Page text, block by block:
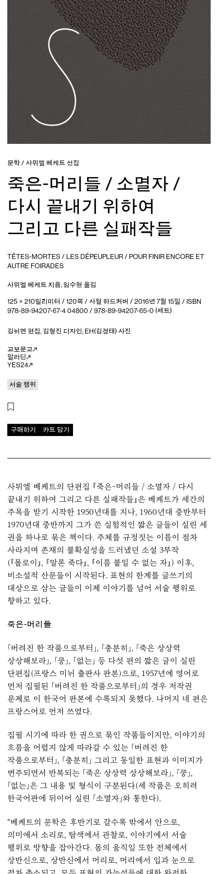
문학 / 사뮈엘 베케트 선집
죽은-머리들 / 소멸자 /
다시 끝내기 위하여
그리고 다른 실패작들
TÊTES-MORTES / LES DÉPEUPLEUR / POUR FINIR ENCORE ET
AUTRE FOIRADES
사뮈엘 베케트 지음, 임수현 옮김
125 × 210밀리미터 / 120쪽 / 사철 하드커버 / 2016년 7월 15일 / ISBN
978-89-94207-67-4 04800 / 978-89-94207-65-0 (세트)
김뉘연 편집, 김형진 디자인, EH(김경태) 사진
교보문고
알라딘
YES24
서술 행위
카트 담기
구매하기
사뮈엘 베케트의 단편집 『죽은-머리들 / 소멸자 / 다시
끝내기 위하여 그리고 다른 실패작들』은 베케트가 세간의
주목을 받기 시작한 1950년대를 지나, 1960년대 중반부터
1970년대 중반까지 그가 쓴 실험적인 짧은 글들이 실린 세
권을 하나로 묶은 책이다. 주체를 규정짓는 이름이 점차
사라지며 존재의 불확실성을 드러냈던 소설 3부작
(『몰로이』, 『말론 죽다』, 『이름 붙일 수 없는 자』) 이후,
비소설적 산문들이 시작된다. 표현의 한계를 글쓰기의
대상으로 삼는 글들이 이제 이야기를 넘어 서술 행위로
향하고 있다.
죽은-머리들
「버려진 한 작품으로부터」, 「충분히」, 「죽은 상상력
상상해보라」, 「쿵」, 「없는」 등 다섯 편의 짧은 글이 실린
단편집(프랑스 미뉘 출판사 판본)으로, 1957년에 영어로
먼저 집필된 「버려진 한 작품으로부터」의 경우 저작권
문제로 이 한국어 판본에 수록되지 못했다. 나머지 네 편은
프랑스어로 먼저 쓰였다.
집필 시기에 따라 한 권으로 묶인 작품들이지만, 이야기의
흐름을 어렵지 않게 따라갈 수 있는 「버려진 한
작품으로부터」, 「충분히」 그리고 동일한 표현과 이미지가
변주되면서 반복되는 「죽은 상상력 상상해보라」, 「쿵」,
「없는」은 그 내용 및 형식이 구분된다(세 작품은 오히려
한국어판에 뒤이어 실린 「소멸자」와 통한다).
“베케트의 문학은 후반기로 갈수록 밖에서 안으로,
의미에서 소리로, 탐색에서 관찰로, 이야기에서 서술
행위로 방향을 잡아간다. 몸의 움직임 또한 전체에서
상반신으로, 상반신에서 머리로, 머리에서 입과 눈으로